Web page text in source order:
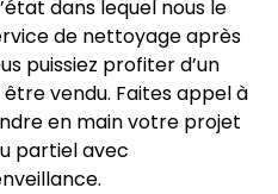
dans lequel nous le
de nettoyage après
puissiez profiter d’un
vendu. Faites appel à
en main votre projet
partiel avec